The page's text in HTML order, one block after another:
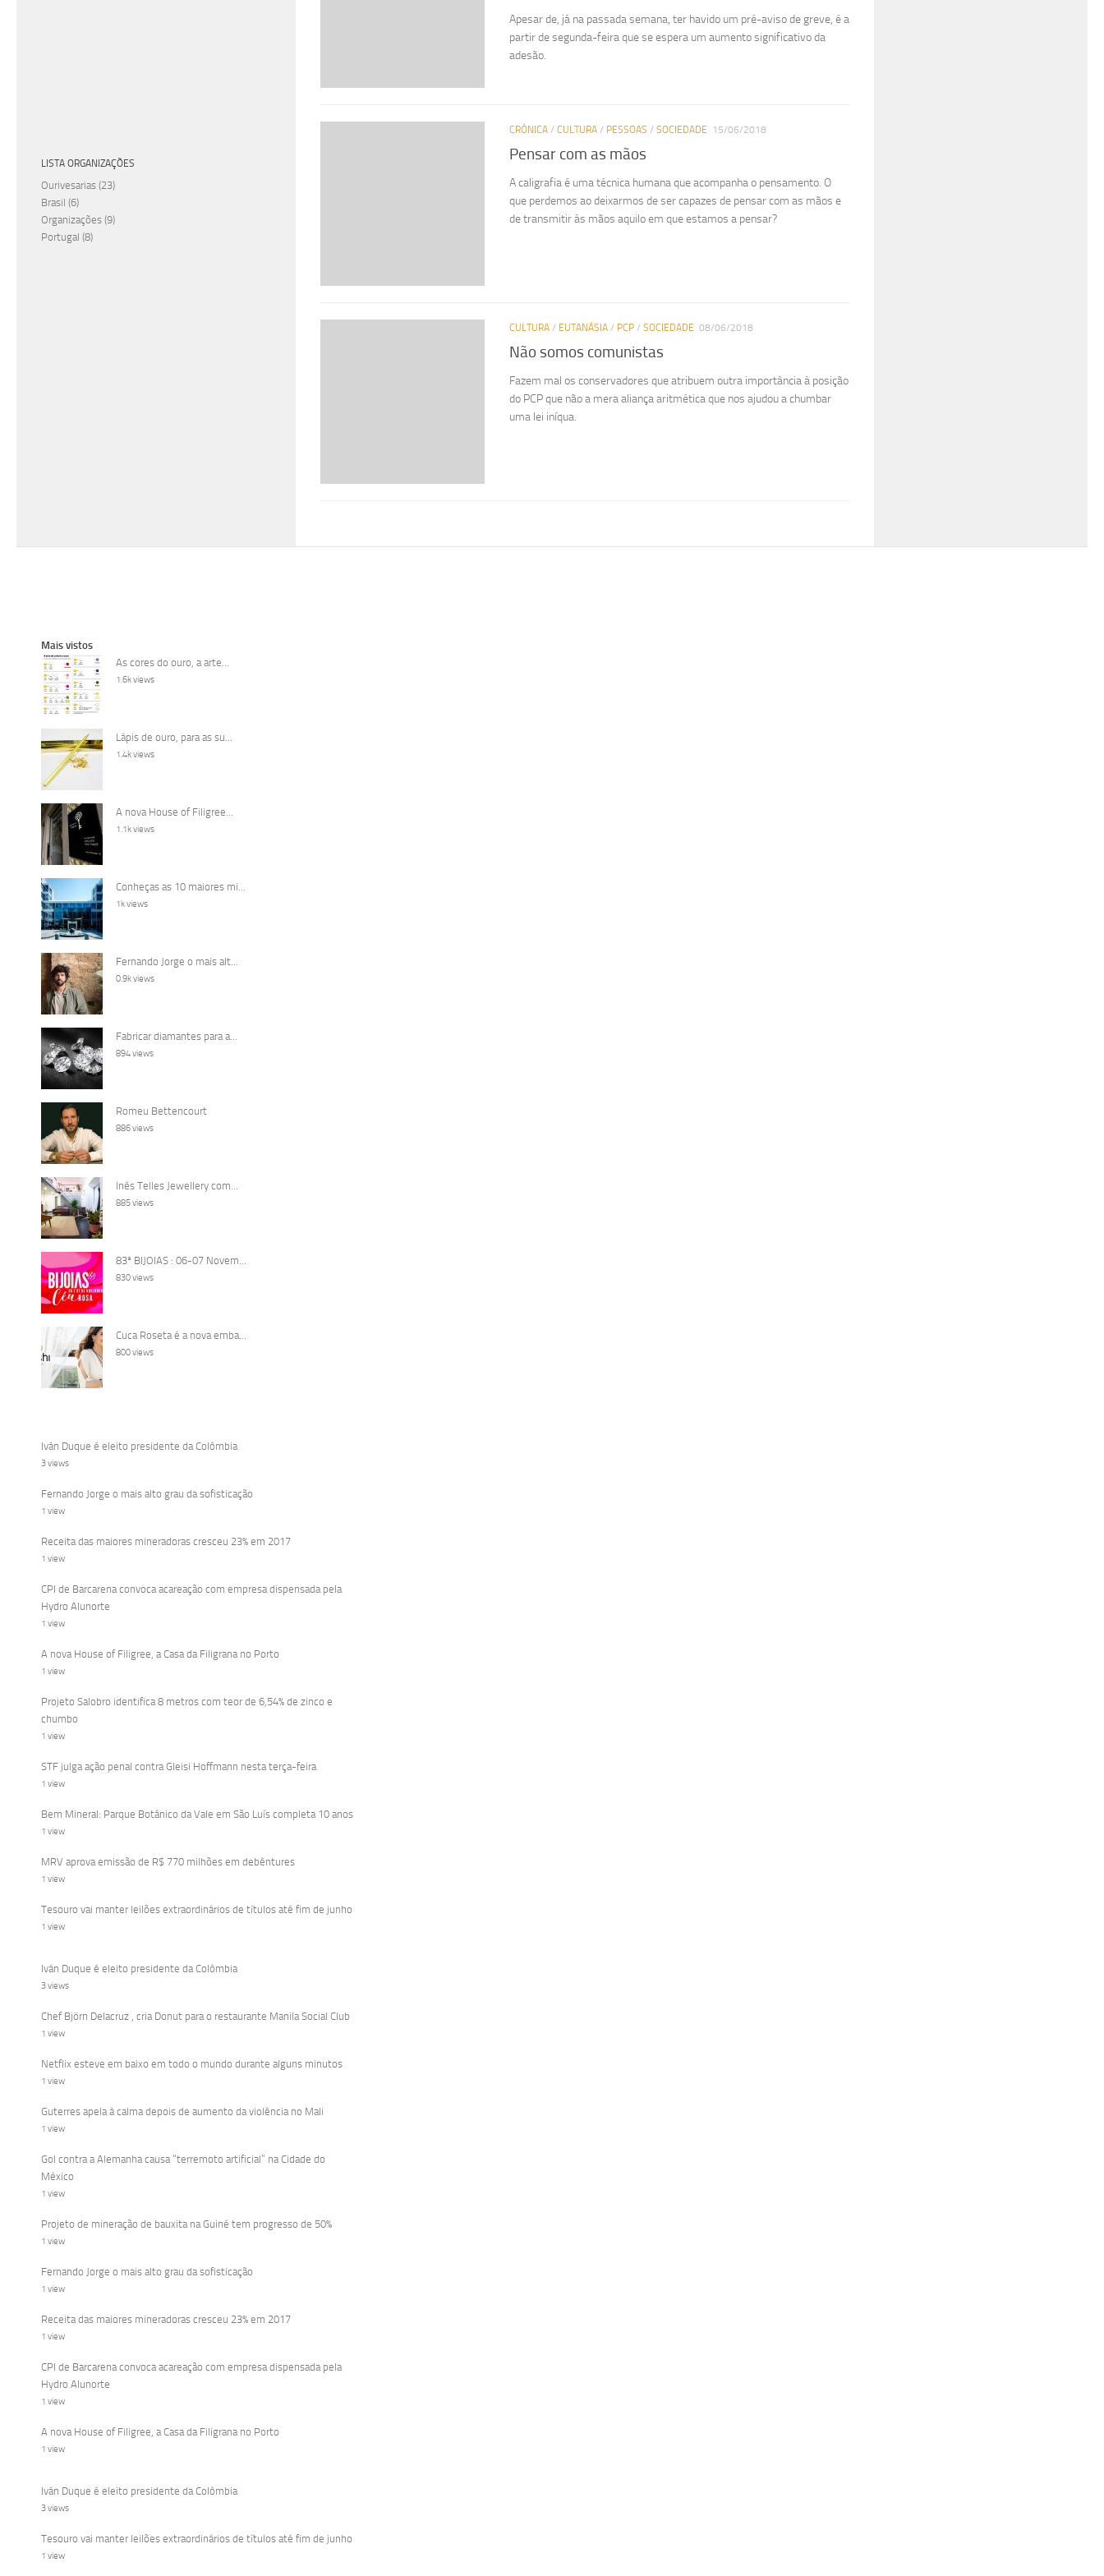
Apesar de, já na passada semana, ter havido um pré-aviso de greve, é a
partir de segunda-feira que se espera um aumento significativo da
adesão.
CRÓNICA / CULTURA / PESSOAS / SOCIEDADE 15/06/2018
Pensar com as mãos
A caligrafia é uma técnica humana que acompanha o pensamento. O
que perdemos ao deixarmos de ser capazes de pensar com as mãos e
de transmitir às mãos aquilo em que estamos a pensar?
CULTURA / EUTANÁSIA / PCP / SOCIEDADE 08/06/2018
Não somos comunistas
Fazem mal os conservadores que atribuem outra importância à posição
do PCP que não a mera aliança aritmética que nos ajudou a chumbar
uma lei iníqua.
LISTA ORGANIZAÇÕES
Ourivesarias (23)
Brasil (6)
Organizações (9)
Portugal (8)
Mais vistos
As cores do ouro, a arte...
1.6k views
Lápis de ouro, para as su...
1.4k views
A nova House of Filigree...
1.1k views
Conheças as 10 maiores mi...
1k views
Fernando Jorge o mais alt...
0.9k views
Fabricar diamantes para a...
894 views
Romeu Bettencourt
886 views
Inês Telles Jewellery com...
885 views
83ª BIJOIAS : 06-07 Novem...
830 views
Cuca Roseta é a nova emba...
800 views
Iván Duque é eleito presidente da Colômbia
3 views
Fernando Jorge o mais alto grau da sofisticação
1 view
Receita das maiores mineradoras cresceu 23% em 2017
1 view
CPI de Barcarena convoca acareação com empresa dispensada pela
Hydro Alunorte
1 view
A nova House of Filigree, a Casa da Filigrana no Porto
1 view
Projeto Salobro identifica 8 metros com teor de 6,54% de zinco e
chumbo
1 view
STF julga ação penal contra Gleisi Hoffmann nesta terça-feira
1 view
Bem Mineral: Parque Botânico da Vale em São Luís completa 10 anos
1 view
MRV aprova emissão de R$ 770 milhões em debêntures
1 view
Tesouro vai manter leilões extraordinários de títulos até fim de junho
1 view
Iván Duque é eleito presidente da Colômbia
3 views
Chef Björn Delacruz , cria Donut para o restaurante Manila Social Club
1 view
Netflix esteve em baixo em todo o mundo durante alguns minutos
1 view
Guterres apela à calma depois de aumento da violência no Mali
1 view
Gol contra a Alemanha causa “terremoto artificial” na Cidade do
México
1 view
Projeto de mineração de bauxita na Guiné tem progresso de 50%
1 view
Fernando Jorge o mais alto grau da sofisticação
1 view
Receita das maiores mineradoras cresceu 23% em 2017
1 view
CPI de Barcarena convoca acareação com empresa dispensada pela
Hydro Alunorte
1 view
A nova House of Filigree, a Casa da Filigrana no Porto
1 view
Iván Duque é eleito presidente da Colômbia
3 views
Tesouro vai manter leilões extraordinários de títulos até fim de junho
1 view